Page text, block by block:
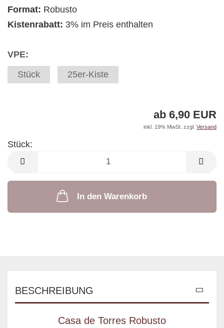
Format: Robusto
Kistenrabatt: 3% im Preis enthalten
VPE:
Stück
25er-Kiste
ab 6,90 EUR
inkl. 19% MwSt. zzgl. Versand
Stück:
Stück
In den Warenkorb
BESCHREIBUNG
Casa de Torres Robusto